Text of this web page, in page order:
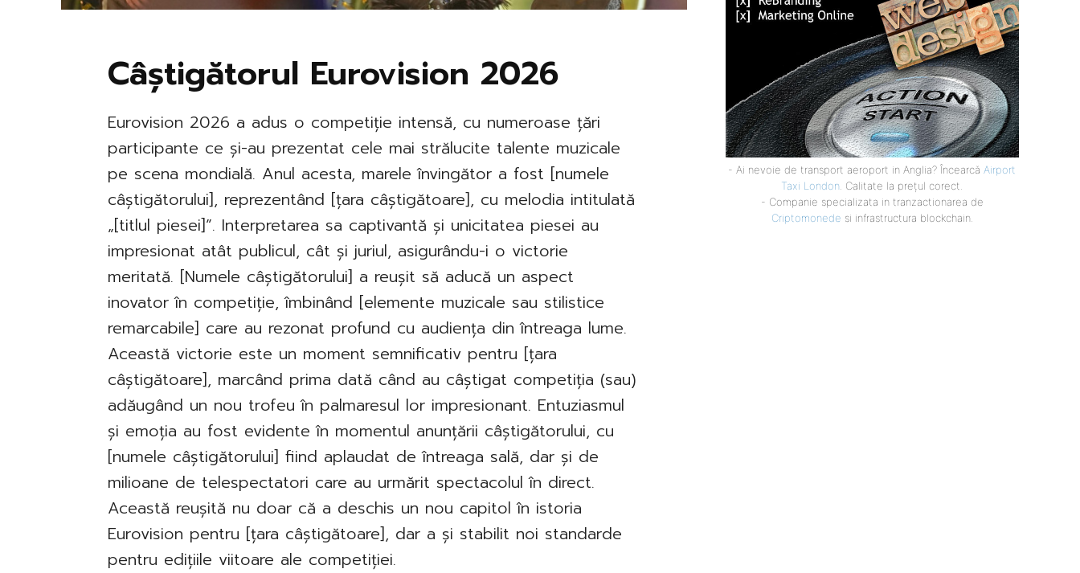
Câștigătorul Eurovision 2026
Eurovision 2026 a adus o competiție intensă, cu numeroase țări
participante ce și-au prezentat cele mai strălucite talente muzicale
pe scena mondială. Anul acesta, marele învingător a fost [numele
câștigătorului], reprezentând [țara câștigătoare], cu melodia intitulată
„[titlul piesei]”. Interpretarea sa captivantă și unicitatea piesei au
impresionat atât publicul, cât și juriul, asigurându-i o victorie
meritată. [Numele câștigătorului] a reușit să aducă un aspect
inovator în competiție, îmbinând [elemente muzicale sau stilistice
remarcabile] care au rezonat profund cu audiența din întreaga lume.
Această victorie este un moment semnificativ pentru [țara
câștigătoare], marcând prima dată când au câștigat competiția (sau)
adăugând un nou trofeu în palmaresul lor impresionant. Entuziasmul
și emoția au fost evidente în momentul anunțării câștigătorului, cu
[numele câștigătorului] fiind aplaudat de întreaga sală, dar și de
milioane de telespectatori care au urmărit spectacolul în direct.
Această reușită nu doar că a deschis un nou capitol în istoria
Eurovision pentru [țara câștigătoare], dar a și stabilit noi standarde
pentru edițiile viitoare ale competiției.
- Ai nevoie de transport aeroport in Anglia? Încearcă Airport
Taxi London . Calitate la prețul corect.
- Companie specializata in tranzactionarea de
Criptomonede si infrastructura blockchain.